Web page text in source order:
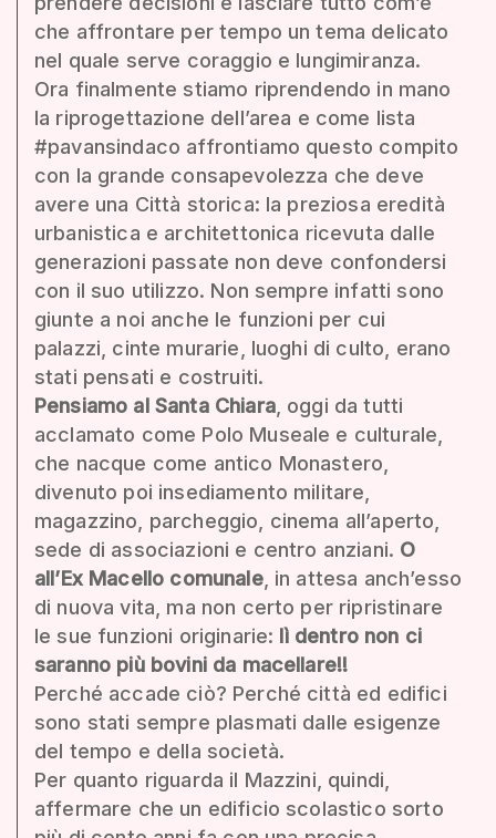
che affrontare per tempo un tema delicato
nel quale serve coraggio e lungimiranza.
Ora finalmente stiamo riprendendo in mano
la riprogettazione dell’area e come lista
#pavansindaco affrontiamo questo compito
con la grande consapevolezza che deve
avere una Città storica: la preziosa eredità
urbanistica e architettonica ricevuta dalle
generazioni passate non deve confondersi
con il suo utilizzo. Non sempre infatti sono
giunte a noi anche le funzioni per cui
palazzi, cinte murarie, luoghi di culto, erano
stati pensati e costruiti.
Pensiamo al Santa Chiara, oggi da tutti
acclamato come Polo Museale e culturale,
che nacque come antico Monastero,
divenuto poi insediamento militare,
magazzino, parcheggio, cinema all’aperto,
sede di associazioni e centro anziani. O
all’Ex Macello comunale, in attesa anch’esso
di nuova vita, ma non certo per ripristinare
le sue funzioni originarie: lì dentro non ci
saranno più bovini da macellare!!
Perché accade ciò? Perché città ed edifici
sono stati sempre plasmati dalle esigenze
del tempo e della società.
Per quanto riguarda il Mazzini, quindi,
affermare che un edificio scolastico sorto